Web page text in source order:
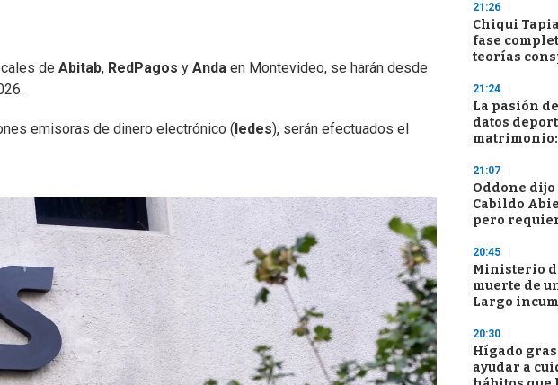
de Abitab, RedPagos y Anda en Montevideo, se harán desde
emisoras de dinero electrónico ( Iedes), serán efectuados el
21:26
Chiqui
fase
teorías
21:24
La pasión
datos
21:07
Oddone dijo
Cabildo
pero
20:45
Ministerio
muerte de
Largo
20:30
Hígado
ayudar a